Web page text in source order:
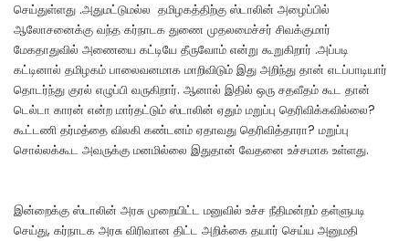
செய்துள்ளது .அதுமட்டுமல்ல தமிழகத்திற்கு ஸ்டாலின் அழைப்பில்
ஆலோசனைக்கு வந்த கர்நாடக துணை முதலமைச்சர் சிவக்குமார்
மேகதாதுவில் அணையை கட்டியே தீருவோம் என்று கூறுகிறார் .அப்படி
கட்டினால் தமிழகம் பாலைவனமாக மாறிவிடும் இது அறிந்து தான் எடப்பாடியார்
தொடர்ந்து குரல் எழுப்பி வருகிறார். ஆனால் இதில் ஒரு சதவீதம் கூட தான்
டெல்டா காரன் என்ற மார்தட்டும் ஸ்டாலின் ஏதும் மறுப்பு தெரிவிக்கவில்லை?
கூட்டணி தர்மத்தை விலகி கண்டனம் ஏதாவது தெரிவித்தாரா? மறுப்பு
சொல்லக்கூட அவருக்கு மனமில்லை இதுதான் வேதனை உச்சமாக உள்ளது.
இன்றைக்கு ஸ்டாலின் அரசு முறையிட்ட மனுவில் உச்ச நீதிமன்றம் தள்ளுபடி
செய்து, கர்நாடக அரசு விரிவான திட்ட அறிக்கை தயார் செய்ய அனுமதி